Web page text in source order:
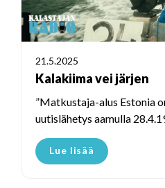
21.5.2025
Kalakiima vei järjen
”Matkustaja-alus Estonia
uutislähetys aamulla
Lue lisää